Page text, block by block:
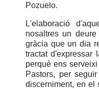
Pozuelo.
L'elaboració
nosaltres un
gràcia que un dia
tractat d'expressar
perquè ens
Pastors, per
discerniment, en el